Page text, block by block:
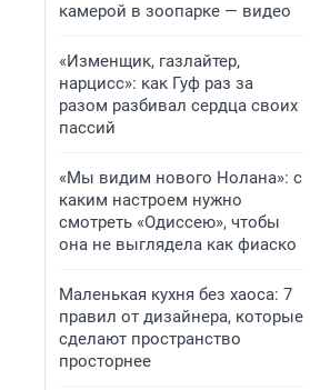
камерой в зоопарке — видео
«Изменщик, газлайтер,
нарцисс»: как Гуф раз за
разом разбивал сердца своих
пассий
«Мы видим нового Нолана»: с
каким настроем нужно
смотреть «Одиссею», чтобы
она не выглядела как фиаско
Маленькая кухня без хаоса: 7
правил от дизайнера, которые
сделают пространство
просторнее